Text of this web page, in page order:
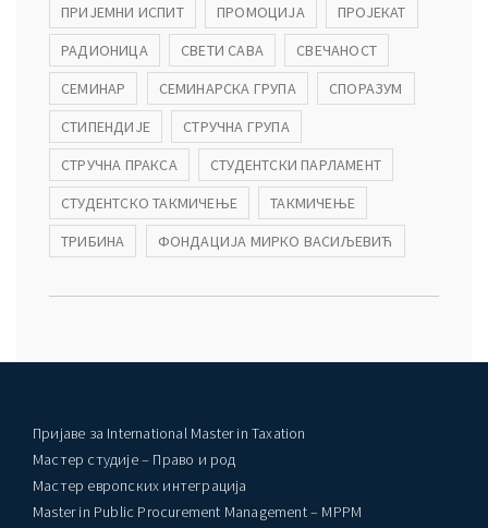
ПРИЈЕМНИ ИСПИТ
ПРОМОЦИЈА
ПРОЈЕКАТ
РАДИОНИЦА
СВЕТИ САВА
СВЕЧАНОСТ
СЕМИНАР
СЕМИНАРСКА ГРУПА
СПОРАЗУМ
СТИПЕНДИЈЕ
СТРУЧНА ГРУПА
СТРУЧНА ПРАКСА
СТУДЕНТСКИ ПАРЛАМЕНТ
СТУДЕНТСКО ТАКМИЧЕЊЕ
ТАКМИЧЕЊЕ
ТРИБИНА
ФОНДАЦИЈА МИРКО ВАСИЉЕВИЋ
Пријаве за International Master in Taxation
Мастер студије – Право и род
Мастер европских интеграција
Master in Public Procurement Management – MPPM